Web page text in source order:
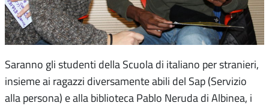
Saranno gli studenti della Scuola di italiano per stranieri,
insieme ai ragazzi diversamente abili del Sap (Servizio
alla persona) e alla biblioteca Pablo Neruda di Albinea, i